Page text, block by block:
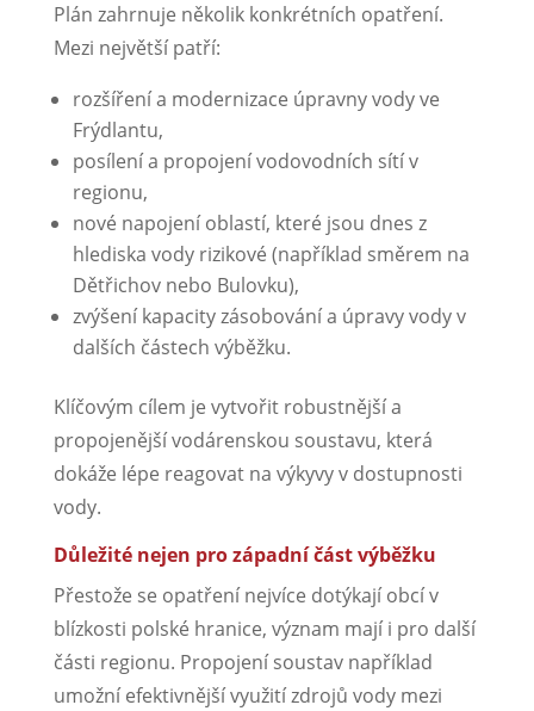
Plán zahrnuje několik konkrétních opatření.
Mezi největší patří:
rozšíření a modernizace úpravny vody ve
Frýdlantu,
posílení a propojení vodovodních sítí v
regionu,
nové napojení oblastí, které jsou dnes z
hlediska vody rizikové (například směrem na
Dětřichov nebo Bulovku),
zvýšení kapacity zásobování a úpravy vody v
dalších částech výběžku.
Klíčovým cílem je vytvořit robustnější a
propojenější vodárenskou soustavu, která
dokáže lépe reagovat na výkyvy v dostupnosti
vody.
Důležité nejen pro západní část výběžku
Přestože se opatření nejvíce dotýkají obcí v
blízkosti polské hranice, význam mají i pro další
části regionu. Propojení soustav například
umožní efektivnější využití zdrojů vody mezi